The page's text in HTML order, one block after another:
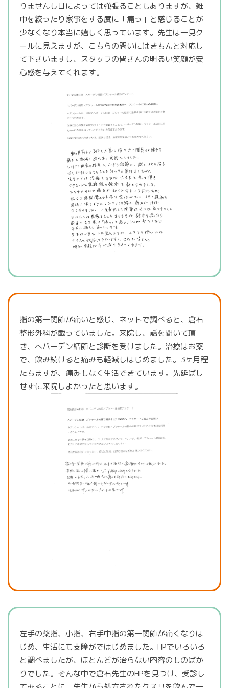
りませんし日によっては強張ることもありますが、雑
巾を絞ったり家事をする度に「痛っ」と感じることが
少なくなり本当に嬉しく思っています。先生は一見ク
ールに見えますが、こちらの問いにはきちんと対応し
て下さいますし、スタッフの皆さんの明るい笑顔が安
心感を与えてくれます。
指の第一関節が痛いと感じ、ネットで調べると、倉石
整形外科が載っていました。来院し、話を聞いて頂
き、へバーデン結節と診断を受けました。治療はお薬
で、飲み続けると痛みも軽減しはじめました。3ヶ月程
たちますが、痛みもなく生活できています。先延ばし
せずに来院しよかったと思います。
左手の薬指、小指、右手中指の第一関節が痛くなりは
じめ、生活にも支障がではじめました。HPでいろいろ
と調べましたが、ほとんどが治らない内容のものばか
りでした。そんな中で倉石先生のHPを見つけ、受診し